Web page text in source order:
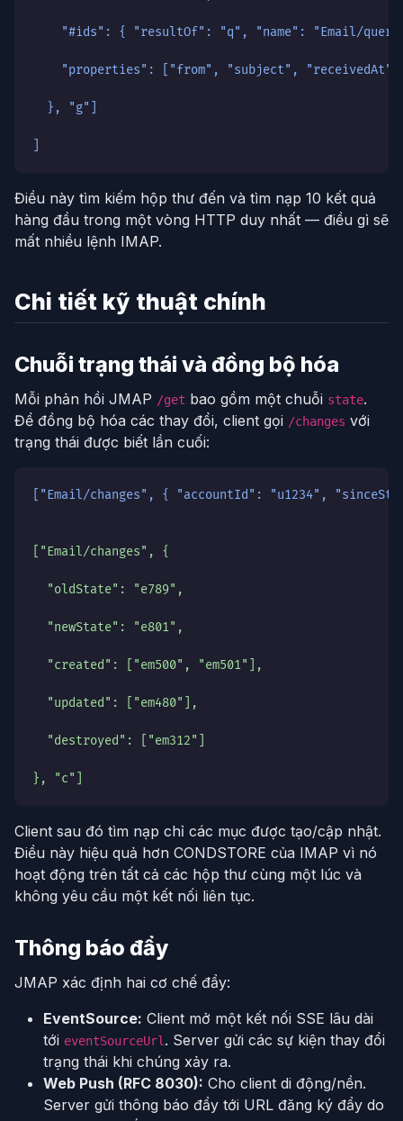
"#ids": { "resultOf": "q", "name": "Email/
"properties": ["from", "subject",
  }, "g"]
Điều này tìm kiếm hộp thư đến và tìm nạp 10 kết quả
hàng đầu trong một vòng HTTP duy nhất — điều gì sẽ
mất nhiều lệnh IMAP.
Chi tiết kỹ thuật chính
Chuỗi trạng thái và đồng bộ hóa
Mỗi phản hồi JMAP /get bao gồm một chuỗi state.
Để đồng bộ hóa các thay đổi, client gọi /changes với
trạng thái được biết lần cuối:
["Email/changes", { "accountId": "u1234",
["Email/changes", {
  "oldState": "e789",
  "newState": "e801",
  "created": ["em500", "em501"],
  "updated": ["em480"],
  "destroyed": ["em312"]
}, "c"]
Client sau đó tìm nạp chỉ các mục được tạo/cập nhật.
Điều này hiệu quả hơn CONDSTORE của IMAP vì nó
hoạt động trên tất cả các hộp thư cùng một lúc và
không yêu cầu một kết nối liên tục.
Thông báo đẩy
JMAP xác định hai cơ chế đẩy:
EventSource: Client mở một kết nối SSE lâu dài
tới eventSourceUrl . Server gửi các sự kiện thay đổi
trạng thái khi chúng xảy ra.
Web Push (RFC 8030): Cho client di động/nền.
Server gửi thông báo đẩy tới URL đăng ký đẩy do